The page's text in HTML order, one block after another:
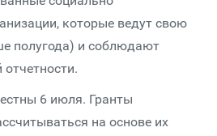
которые ведут свою
полугода) и соблюдают
6 июля. Гранты
на основе их